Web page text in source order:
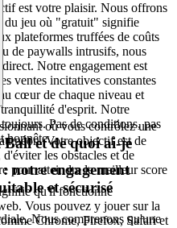
est votre plaisir. Nous offrons
du jeu où "gratuit" signifie
plateformes truffées de coûts
de paywalls intrusifs, nous
Notre engagement est
ventes incitatives constantes
cœur de chaque niveau et
d'esprit. Notre
Pas de conditions, pas
honnête.
notre engagement
et sécurisé
Nous comprenons qu'une
où vous contrôlez une
néon. Votre objectif est de
les obstacles et de
pour atteindre le meilleur score
Ball et de quoi ai-je
qu'il fonctionne
Vous pouvez y jouer sur la
Chrome, Firefox, Safari et